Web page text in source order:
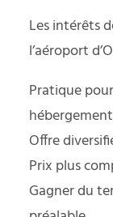
Les intérêts
l’aéroport
Pratique
hébergement
Offre
Prix plus
Gagner du